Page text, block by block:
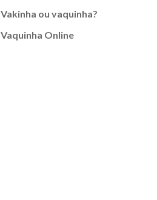
Vakinha ou vaquinha?
Vaquinha Online